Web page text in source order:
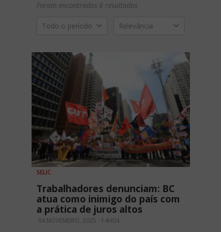
Foram encontrados 6 resultados
Todo o período Relevância
SELIC
Trabalhadores denunciam: BC
atua como inimigo do país com
a prática de juros altos
04 NOVEMBRO, 2025 - 14H04